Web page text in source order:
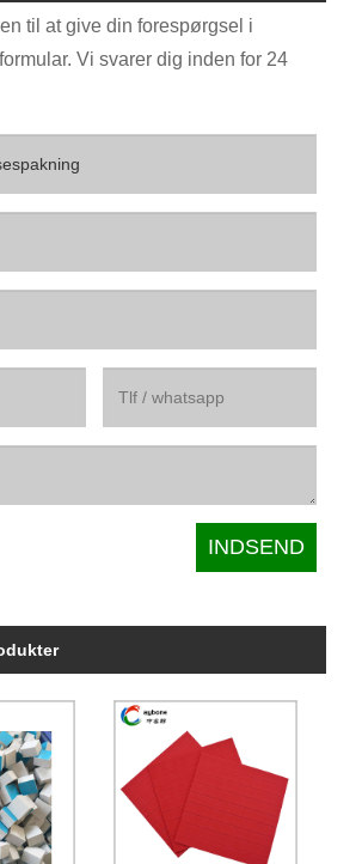
til at give din forespørgsel i
Vi svarer dig inden for 24